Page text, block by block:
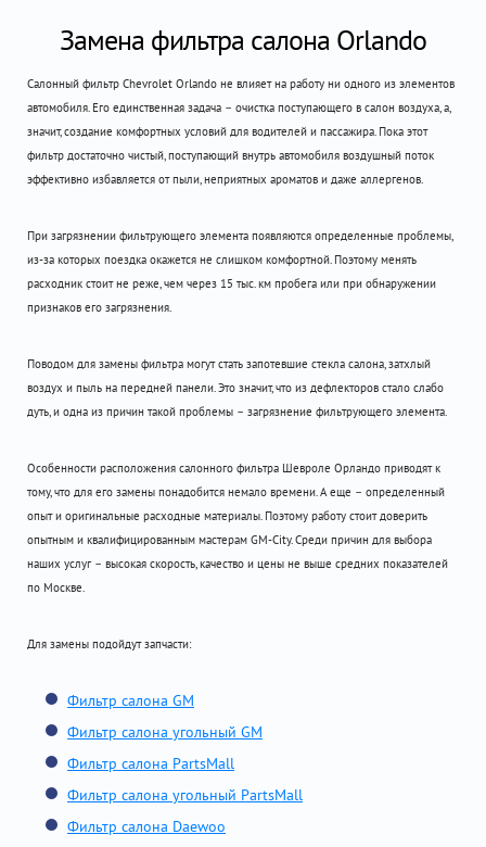
Замена фильтра салона Orlando
Салонный фильтр Chevrolet Orlando не влияет на работу ни одного из элементов
автомобиля. Его единственная задача – очистка поступающего в салон воздуха, а,
значит, создание комфортных условий для водителей и пассажира. Пока этот
фильтр достаточно чистый, поступающий внутрь автомобиля воздушный поток
эффективно избавляется от пыли, неприятных ароматов и даже аллергенов.
При загрязнении фильтрующего элемента появляются определенные проблемы,
из-за которых поездка окажется не слишком комфортной. Поэтому менять
расходник стоит не реже, чем через 15 тыс. км пробега или при обнаружении
признаков его загрязнения.
Поводом для замены фильтра могут стать запотевшие стекла салона, затхлый
воздух и пыль на передней панели. Это значит, что из дефлекторов стало слабо
дуть, и одна из причин такой проблемы – загрязнение фильтрующего элемента.
Особенности расположения салонного фильтра Шевроле Орландо приводят к
тому, что для его замены понадобится немало времени. А еще – определенный
опыт и оригинальные расходные материалы. Поэтому работу стоит доверить
опытным и квалифицированным мастерам GM-City. Среди причин для выбора
наших услуг – высокая скорость, качество и цены не выше средних показателей
по Москве.
Для замены подойдут запчасти:
Фильтр салона GM
Фильтр салона угольный GM
Фильтр салона PartsMall
Фильтр салона угольный PartsMall
Фильтр салона Daewoo